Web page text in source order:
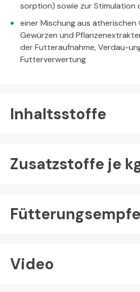
sorption) sowie zur Stimulation
einer Mischung aus ätherischen
Gewürzen und
der Futteraufnahme, Verdau-
Futterverwertung
Inhaltsstoffe
Zusatzstoffe je
Video